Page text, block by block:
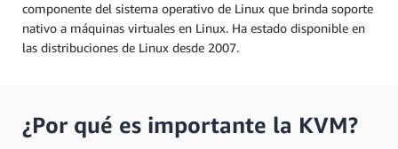
componente del sistema operativo de Linux que brinda soporte
nativo a máquinas virtuales en Linux. Ha estado disponible en
las distribuciones de Linux desde 2007.
¿Por qué es importante la KVM?